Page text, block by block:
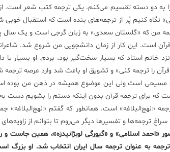
به دو دسته تقسیم می‌کنم. یکی ترجمه کتب شعر است. از
نگاه کنیم پُر از ترجمه‌های بنده است که استقبال
من که «گلستان سعدی» به زبان گرجی است و یک سال
است. این کار از زمان دانشجویی من شروع شد.
خانم استاد که بسیار سخت‌گیر بود، بردم. او بسیار
قرآن را ترجمه کنی» و تشویق او باعث شد وارد عرصه
است ولی این موضوع همیشه در ذهن من بوده
که برای ترجمه قرآن بدون اینکه دستم را بشویم دست
«نهج‌البلاغه» است. همانطور که گفتم «نهج‌البلاغه»
ترجمه‌ها و تفسیر‌ها دیگر می‌روم تا بتوانم از
«احمد اسلامی» و «گیورگی لوبژانیدزه»، همین جاست
به عنوان ترجمه سال ایران انتخاب شد. او